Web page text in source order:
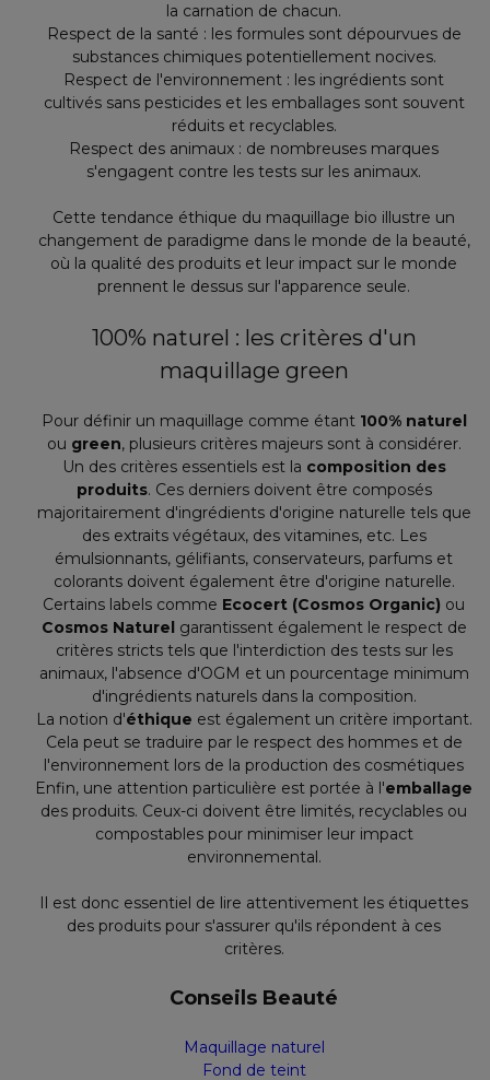
la carnation de chacun.
Respect de la santé : les formules sont dépourvues de
substances chimiques potentiellement nocives.
Respect de l'environnement : les ingrédients sont
cultivés sans pesticides et les emballages sont souvent
réduits et recyclables.
Respect des animaux : de nombreuses marques
s'engagent contre les tests sur les animaux.
Cette tendance éthique du maquillage bio illustre un
changement de paradigme dans le monde de la beauté,
où la qualité des produits et leur impact sur le monde
prennent le dessus sur l'apparence seule.
100% naturel : les critères d'un
maquillage green
Pour définir un maquillage comme étant 100% naturel
ou green, plusieurs critères majeurs sont à considérer.
Un des critères essentiels est la composition des
produits. Ces derniers doivent être composés
majoritairement d'ingrédients d'origine naturelle tels que
des extraits végétaux, des vitamines, etc. Les
émulsionnants, gélifiants, conservateurs, parfums et
colorants doivent également être d'origine naturelle.
Certains labels comme Ecocert (Cosmos Organic) ou
Cosmos Naturelgarantissent également le respect de
critères stricts tels que l'interdiction des tests sur les
animaux, l'absence d'OGM et un pourcentage minimum
d'ingrédients naturels dans la composition.
La notion d'éthique est également un critère important.
Cela peut se traduire par le respect des hommes et de
l'environnement lors de la production des cosmétiques
Enfin, une attention particulière est portée à l'emballage
des produits. Ceux-ci doivent être limités, recyclables ou
compostables pour minimiser leur impact
environnemental.
Il est donc essentiel de lire attentivement les étiquettes
des produits pour s'assurer qu'ils répondent à ces
critères.
Conseils Beauté
Maquillage naturel
Fond de teint